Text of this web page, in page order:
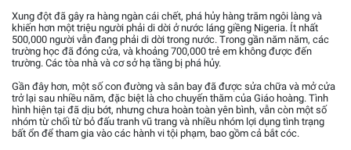
Xung đột đã gây ra hàng ngàn cái chết, phá hủy hàng trăm ngôi làng và
khiến hơn một triệu người phải di dời ở nước láng giềng Nigeria. Ít nhất
500,000 người vẫn đang phải di dời trong nước. Trong gần năm năm, các
trường học đã đóng cửa, và khoảng 700,000 trẻ em không được đến
trường. Các tòa nhà và cơ sở hạ tầng bị phá hủy.
Gần đây hơn, một số con đường và sân bay đã được sửa chữa và mở cửa
trở lại sau nhiều năm, đặc biệt là cho chuyến thăm của Giáo hoàng. Tình
hình hiện tại đã dịu bớt, nhưng chưa hoàn toàn yên bình, vẫn còn một số
nhóm từ chối từ bỏ đấu tranh vũ trang và nhiều nhóm lợi dụng tình trạng
bất ổn để tham gia vào các hành vi tội phạm, bao gồm cả bắt cóc.